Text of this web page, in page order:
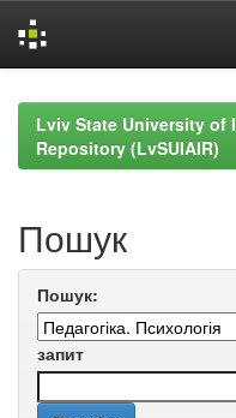
navigationLviv State University
Repository (LvSUIAIR)
Пошук
Пошук:
запит